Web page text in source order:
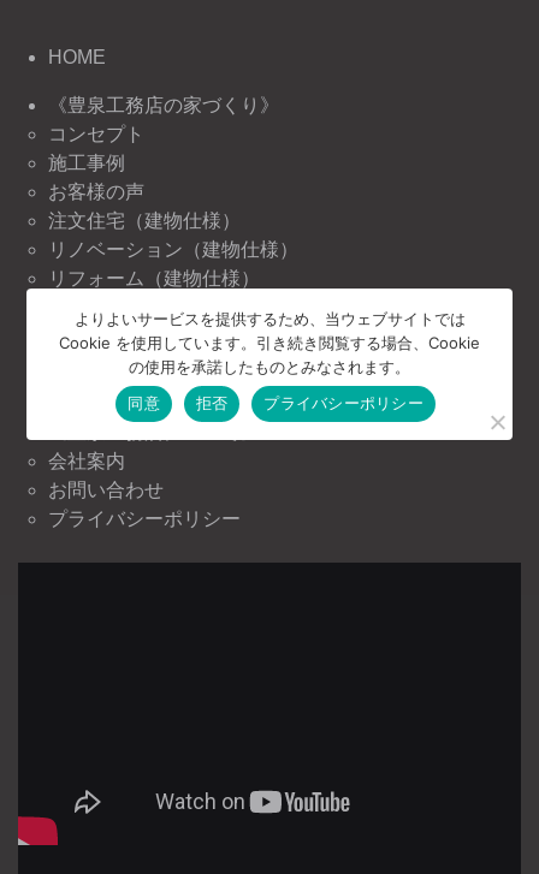
HOME
《豊泉工務店の家づくり》
コンセプト
施工事例
お客様の声
注文住宅（建物仕様）
リノベーション（建物仕様）
リフォーム（建物仕様）
《豊泉工務店の情報》
ニュース＆トピックス
イベント情報
会社案内
お問い合わせ
プライバシーポリシー
よりよいサービスを提供するため、当ウェブサイトでは
Cookie を使用しています。引き続き閲覧する場合、Cookie
の使用を承諾したものとみなされます。
同意
拒否 プライバシーポリシー